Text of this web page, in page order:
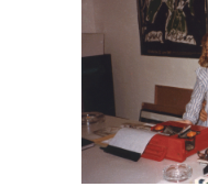
GALERIE CHANTAL CROUSEL
10 RUE CHARLOT, 75003 PARIS